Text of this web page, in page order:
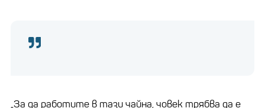
„За да работите в тази чайна, човек трябва да е